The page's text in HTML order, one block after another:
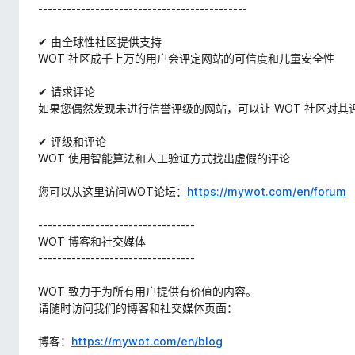
--------------------------------------------
✔ 由全球性社区提供支持
WOT 社区成千上万的用户会评定网站的可信度和儿童安全性
✔ 请求评论
如果您偶然发现未进行信誉评级的网站，可以让 WOT 社区对其
✔ 评级和评论
WOT 使用智能算法和人工验证方式找出虚假的评论
您可以从这里访问WOT论坛： https://mywot.com/en/forum
---------------------------------
WOT 博客和社交媒体
---------------------------------
WOT 致力于为所有用户提供有价值的内容。
请随时访问我们的博客和社交媒体页面：
博客： https://mywot.com/en/blog